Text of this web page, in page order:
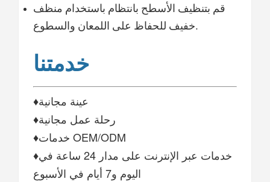
قم بتنظيف الأسطح بانتظام باستخدام منظف
خدمتنا
♦عينة مجانية
♦رحلة عمل مجانية
♦خدمات OEM/ODM
♦خدمات عبر الإنترنت على مدار 24 ساعة في
اليوم و7 أيام في الأسبوع